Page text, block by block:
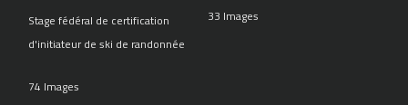
Stage fédéral de certification
d'initiateur de ski de randonnée
74 Images
33 Images